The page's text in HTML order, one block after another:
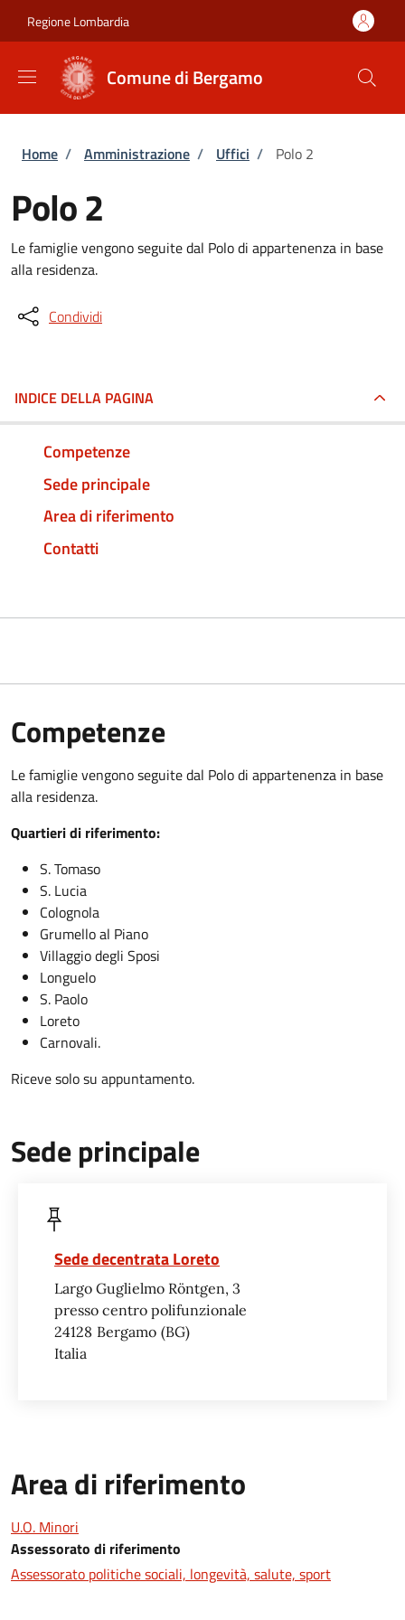
Regione Lombardia
Comune di Bergamo
Briciole di pane
Home / Amministrazione / Uffici / Polo 2
Polo 2
Le famiglie vengono seguite dal Polo di appartenenza in base
alla residenza.
Condividi
INDICE DELLA PAGINA
Competenze
Sede principale
Area di riferimento
Contatti
Competenze
Le famiglie vengono seguite dal Polo di appartenenza in base
alla residenza.
Quartieri di riferimento:
S. Tomaso
S. Lucia
Colognola
Grumello al Piano
Villaggio degli Sposi
Longuelo
S. Paolo
Loreto
Carnovali.
Riceve solo su appuntamento.
Sede principale
Sede decentrata Loreto
Largo Guglielmo Röntgen, 3
presso centro polifunzionale
24128 Bergamo BG
Italia
Area di riferimento
U.O. Minori
Assessorato di riferimento
Assessorato politiche sociali, longevità, salute, sport